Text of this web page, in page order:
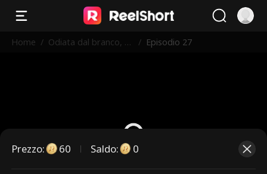
Home / Odiata dal branco, a
/ Episodio 27
Prezzo: 60 Saldo: 0